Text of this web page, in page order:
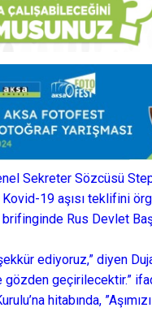
Sekreter Sözcüsü
Kovid-19 aşısı teklifini
brifinginde Rus Devlet
ediyoruz,” diyen
geçirilecektir.”
hitabında,